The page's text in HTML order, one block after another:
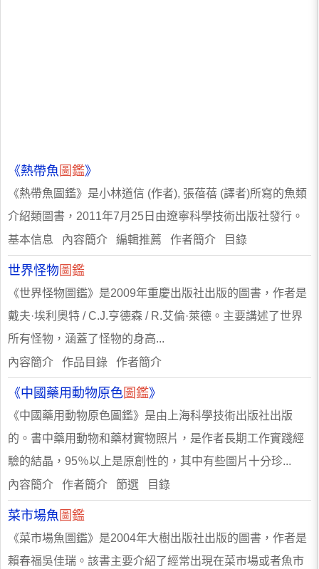
《熱帶魚 圖鑑》
《熱帶魚圖鑑》是小林道信 (作者), 張蓓蓓 (譯者)所寫的魚類
介紹類圖書，2011年7月25日由遼寧科學技術出版社發行。
基本信息 內容簡介 編輯推薦 作者簡介 目錄
世界怪物 圖鑑
《世界怪物圖鑑》是2009年重慶出版社出版的圖書，作者是
戴夫·埃利奧特 / C.J.亨德森 / R.艾倫·萊德。主要講述了世界
所有怪物，涵蓋了怪物的身高...
內容簡介 作品目錄 作者簡介
《中國藥用動物原色圖鑑》
《中國藥用動物原色圖鑑》是由上海科學技術出版社出版
的。書中藥用動物和藥材實物照片，是作者長期工作實踐經
驗的結晶，95％以上是原創性的，其中有些圖片十分珍...
內容簡介 作者簡介 節選 目錄
菜市場魚 圖鑑
《菜市場魚圖鑑》是2004年大樹出版社出版的圖書，作者是
賴春福吳佳瑞。該書主要介紹了經常出現在菜市場或者魚市